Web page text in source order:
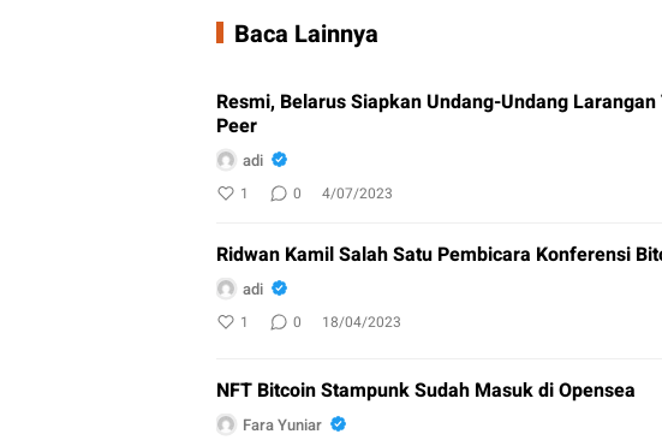
Baca Lainnya
Resmi, Belarus Siapkan Undang-Undang
Peer
adi
1 0 4/07/2023
Ridwan Kamil Salah Satu Pembicara Konferensi
adi
1 0 18/04/2023
NFT Bitcoin Stampunk Sudah Masuk di Opensea
Fara Yuniar